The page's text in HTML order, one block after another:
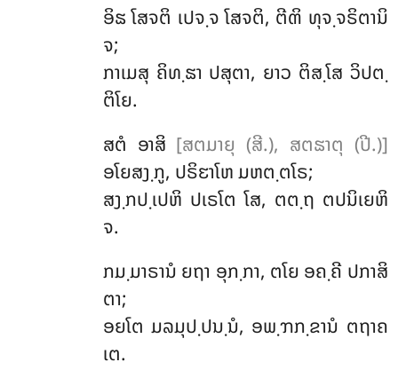
ອິຘ ໂສຈຕິ ເປຈ຺ຈ ໂສຈຕິ, ຕີຓິ ທຸຈ຺ຈຣິຕານິ
ຈ;
ກາເມສຸ ຄິທ຺ຘາ ປສຸຕາ, ຍາວ ຕິສ຺ໂສ ວິປຕ຺
ຕິໂຍ.
ສຕໍ ອາສິ [ສຕມາຍຸ (ສີ.), ສຕຘາຕຸ (ປີ.)]
ອໂຍສງ຺ກູ, ປຣິຬາໂຫ ມຫຕ຺ຕໂຣ;
ສງ຺ກປ຺ເປຫິ ປເຣໂຕ ໂສ, ຕຕ຺ຖ ຕປນິເຍຫິ
ຈ.
ກມ຺ມາຣານໍ ຍຖາ ອຸກ຺ກາ, ຕໂຍ ອຄ຺ຄີ ປກາສິ
ຕາ;
ອຍໂຕ ມລມຸປ຺ປນ຺ນໍ, ອພ຺ຠກ຺ຂານໍ ຕຖາຄ
ເຕ.